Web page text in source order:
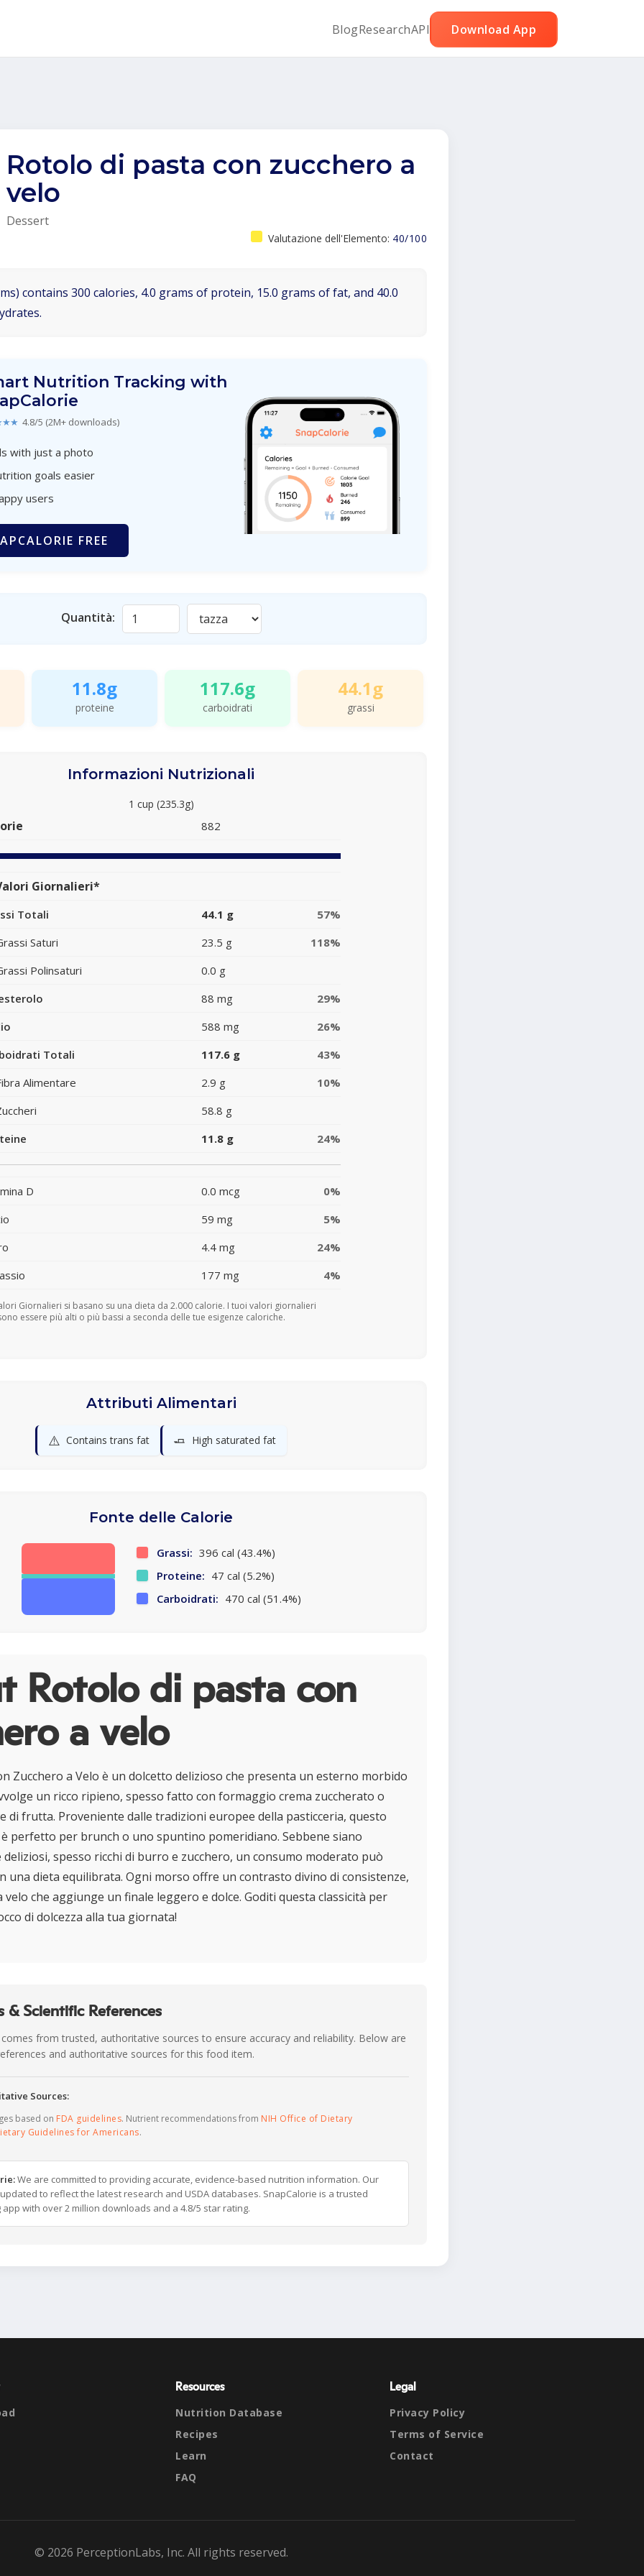
BlogResearchAPI Download App
Rotolo di pasta con zucchero a
velo
Dessert
Valutazione dell'Elemento: 40/100
contains 300 calories, 4.0 grams of protein, 15.0 grams of fat, and 40.0
Nutrition Tracking with
4.8/5 (2M+ downloads)
with just a photo
goals easier
users
FREE
Quantità:
11.8g
proteine
117.6g
carboidrati
44.1g
grassi
Informazioni Nutrizionali
1 cup (235.3g)
882
Giornalieri*
Totali 44.1 g
57%
Saturi
23.5 g
118%
Polinsaturi
0.0 g
88 mg
29%
588 mg
26%
Totali
117.6 g
43%
Alimentare
2.9 g
10%
58.8 g
11.8 g 24%
D 0.0 mcg
0%
59 mg
5%
4.4 mg
24%
177 mg 4%
Giornalieri si basano su una dieta da 2.000 calorie. I tuoi valori giornalieri
essere più alti o più bassi a seconda delle tue esigenze caloriche.
Attributi Alimentari
⚠️ Contains trans fat 🧈 High saturated fat
Fonte delle Calorie
Grassi: 396 cal (43.4%)
Proteine: 47 cal (5.2%)
Carboidrati: 470 cal (51.4%)
Rotolo di pasta con
a velo
Zucchero a Velo è un dolcetto delizioso che presenta un esterno morbido
un ricco ripieno, spesso fatto con formaggio crema zuccherato o
di frutta. Proveniente dalle tradizioni europee della pasticceria, questo
perfetto per brunch o uno spuntino pomeridiano. Sebbene siano
spesso ricchi di burro e zucchero, un consumo moderato può
una dieta equilibrata. Ogni morso offre un contrasto divino di consistenze,
velo che aggiunge un finale leggero e dolce. Goditi questa classicità per
di dolcezza alla tua giornata!
& Scientific References
from trusted, authoritative sources to ensure accuracy and reliability. Below are
and authoritative sources for this food item.
Sources:
based on FDA guidelines. Nutrient recommendations from NIH Office of Dietary
Guidelines for Americans.
We are committed to providing accurate, evidence-based nutrition information. Our
to reflect the latest research and USDA databases. SnapCalorie is a trusted
with over 2 million downloads and a 4.8/5 star rating.
Resources
Nutrition Database
Recipes
Learn
FAQ
Legal
Privacy Policy
Terms of Service
Contact
© 2026 PerceptionLabs, Inc. All rights reserved.